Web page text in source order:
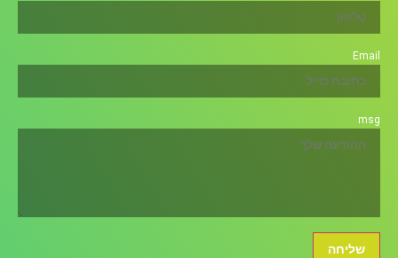
Email
msg
שליחה